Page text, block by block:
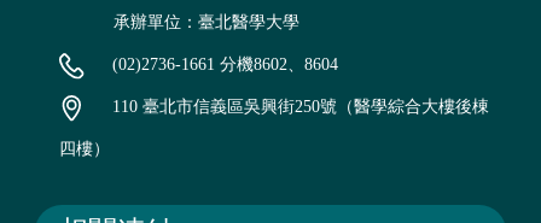
承辦單位：臺北醫學大學
(02)2736-1661 分機8602、8604
110 臺北市信義區吳興街250號（醫學綜合大樓後棟
四樓）